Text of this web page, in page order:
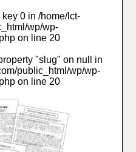
key 0 in/home/lct-
wp/wp-
on line 20
"slug" on null in
public_html/wp/wp-
on line 20